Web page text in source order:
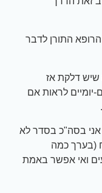
התורן לדבר
דלקת אז
יומיים לראות אם
אני בסה"כ בסדר לא
(בערך כמה
ואי אפשר באמת